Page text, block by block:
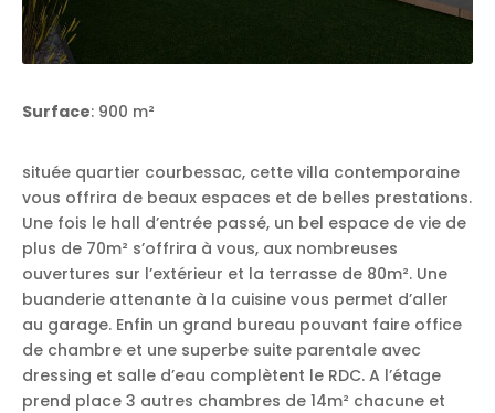
Surface: 900 m²
située quartier courbessac, cette villa contemporaine
vous offrira de beaux espaces et de belles prestations.
Une fois le hall d’entrée passé, un bel espace de vie de
plus de 70m² s’offrira à vous, aux nombreuses
ouvertures sur l’extérieur et la terrasse de 80m². Une
buanderie attenante à la cuisine vous permet d’aller
au garage. Enfin un grand bureau pouvant faire office
de chambre et une superbe suite parentale avec
dressing et salle d’eau complètent le RDC. A l’étage
prend place 3 autres chambres de 14m² chacune et